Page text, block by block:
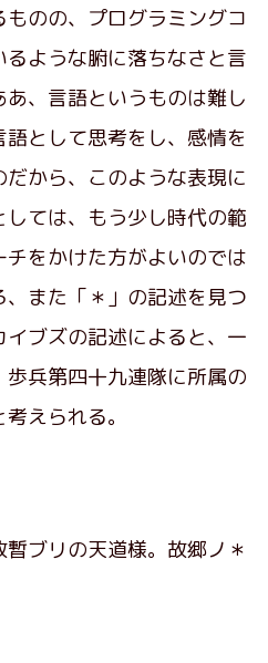
のの、プログラミングコ
ような腑に落ちなさと言
、言語というものは難し
として思考をし、感情を
から、このような表現に
ては、もう少し時代の範
をかけた方がよいのでは
また「＊」の記述を見つ
ブズの記述によると、一
兵第四十九連隊に所属の
えられる。
ブリの天道様。故郷ノ＊